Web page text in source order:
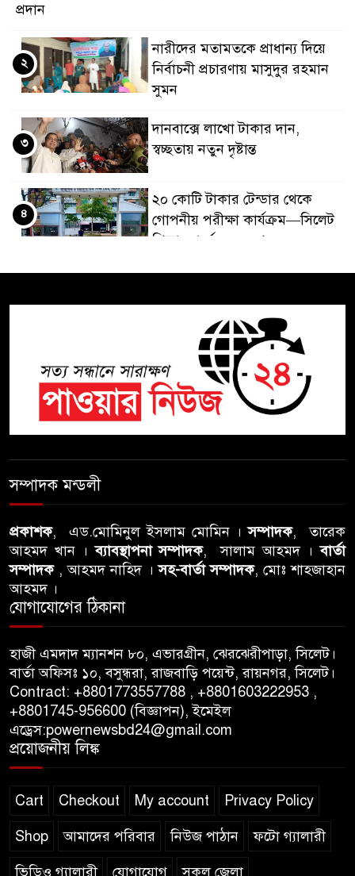
প্রদান
নারীদের মতামতকে প্রাধান্য দিয়ে
নির্বাচনী প্রচারণায় মাসুদুর রহমান
সুমন
২
দানবাক্সে লাখো টাকার দান,
স্বচ্ছতায় নতুন দৃষ্টান্ত
৩
২০ কোটি টাকার টেন্ডার থেকে
গোপনীয় পরীক্ষা কার্যক্রম—সিলেট
শিক্ষা বোর্ডে একের পর এক
৪
ছেলের ঝুলন্ত মরদেহ উদ্ধার
শতাব্দী রায়ের বাড়িতে বিদ্রোহীদের
বৈঠক, পশ্চিমবঙ্গে তৃনমূলে ভাঙনের
ইঙ্গিত !
৭
আবু তালহা চৌধুরী দ্বিতীয় বারের
মত টাওয়ার হ‍্যামলেটস কাউন্সিলের
কাউন্সিলার নির্বাচিত
৮
প্রেসক্লাবে বিশ্ব মুক্ত গণমাধ্যম
দিবসে সমালোচনা
৯
সিলেটে ব্যাডমিন্টন তারকাদের
সংবর্ধনা, সাফল্যের আড়ালে উঠে
১০
সম্পাদক মন্ডলী
প্রকাশক, এড.মোমিনুল ইসলাম মোমিন ।সম্পাদক, তারেক
আহমদ খান ।ব্যাবস্থাপনা সম্পাদক, সালাম আহমদ ।বার্তা
সম্পাদক, আহমদ নাহিদ ।সহ-বার্তা সম্পাদক, মোঃ শাহজাহান
আহমদ ।
যোগাযোগের ঠিকানা
হাজী এমদাদ ম্যানশন ৮০, এভারগ্রীন, ঝেরঝেরীপাড়া, সিলেট।
বার্তা অফিসঃ ১০, বসুন্ধরা, রাজবাড়ি পয়েন্ট, রায়নগর, সিলেট।
Contract: +8801773557788 , +8801603222953 ,
+8801745-956600 (বিজ্ঞাপন), ইমেইল
এড্রেস:powernewsbd24@gmail.com
প্রয়োজনীয় লিঙ্ক
Cart Checkout My account Privacy Policy
Shop আমাদের পরিবার নিউজ পাঠান ফটো গ্যালারী
ভিডিও গ্যালারী যোগাযোগ সকল জেলা